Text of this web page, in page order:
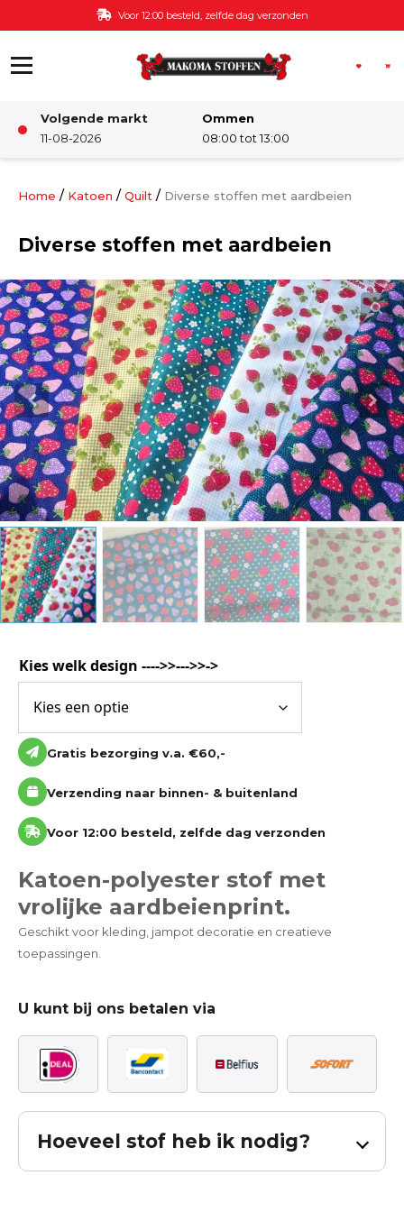
Ga naar de inhoud Voor 12:00 besteld, zelfde dag verzonden
Volgende markt
11-08-2026
Ommen
08:00 tot 13:00
Damesstoffen
Deco & Interieur stof
Kinderstoffen
Kinderkamer
Katoen
Grootverbruik
Tijdpakker stof
Home / Katoen / Quilt / Diverse stoffen met aardbeien
Diverse stoffen met aardbeien
Kies welk design ---->>--->>->
Gratis bezorging v.a. €60,-
Verzending naar binnen- & buitenland
Voor 12:00 besteld, zelfde dag verzonden
Katoen-polyester stof met
vrolijke aardbeienprint.
Geschikt voor kleding, jampot decoratie en creatieve
toepassingen.
U kunt bij ons betalen via
Hoeveel stof heb ik nodig?